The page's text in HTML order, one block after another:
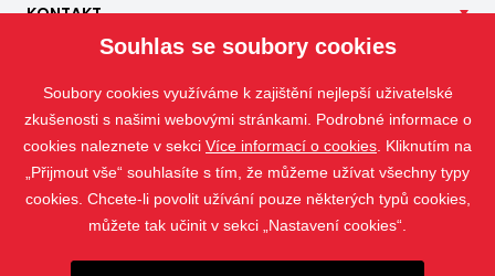
KONTAKT
Souhlas se soubory cookies
Soubory cookies využíváme k zajištění nejlepší uživatelské
zkušenosti s našimi webovými stránkami. Podrobné informace o
cookies naleznete v sekci Více informací o cookies . Kliknutím na
„Přijmout vše“ souhlasíte s tím, že můžeme užívat všechny typy
cookies. Chcete-li povolit užívání pouze některých typů cookies,
můžete tak učinit v sekci „Nastavení cookies“.